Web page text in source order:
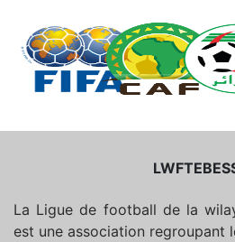
La Ligue de football de la
est une association regroupant